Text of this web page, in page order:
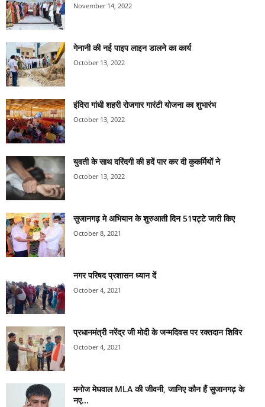
November 14, 2022
गेनानी की नई पाइप लाइन डालने का कार्य
October 13, 2022
इंदिरा गांधी शहरी रोजगार गारंटी योजना का शुभारंभ
October 13, 2022
युवती के साथ दरिंदगी की हदें पार कर दी कुकर्मियों ने
October 13, 2022
सुजानगढ़ मे अभियान के शुरुआती दिन 51पट्टे जारी किए
October 8, 2021
नगर परिषद प्रशासन ध्यान दें
October 4, 2021
प्रधानमंत्री नरेंद्र जी मोदी के जन्मदिवस पर रक्तदान शिविर
October 4, 2021
मनोज मेघवाल MLA की जीवनी, जानिए कौन हैं सुजानगढ़ के
नए...